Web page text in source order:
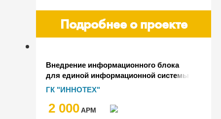
Подробнее о проекте
Внедрение информационного блока
для единой информационной системы
на базе "1C:Документооборот 8 КОРП",
ГК "ИННОТЕХ"
2 000AРМ